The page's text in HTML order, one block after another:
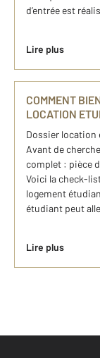
d’entrée est
Lire plus
COMMENT
LOCATION
Dossier location
Avant de
complet : pièce
Voici la check-
logement
étudiant peut
Lire plus